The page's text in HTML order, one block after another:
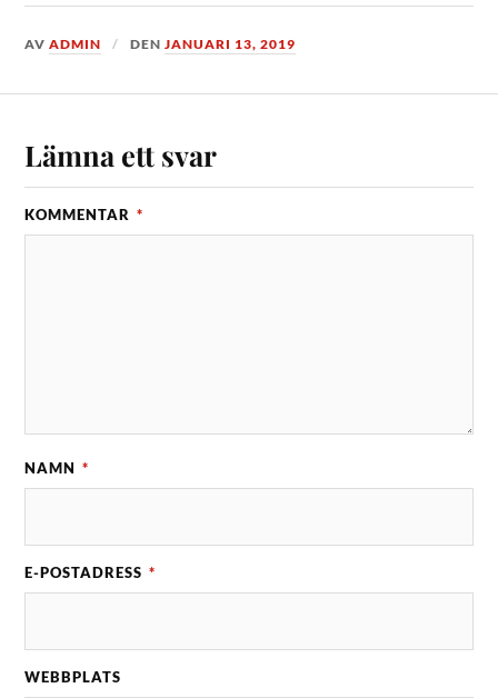
AVADMIN DENJANUARI 13, 2019
Lämna ett svar
KOMMENTAR *
NAMN *
E-POSTADRESS *
WEBBPLATS